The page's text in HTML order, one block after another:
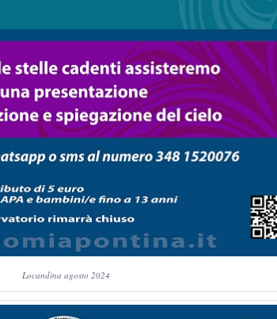
Locandina agosto 2024